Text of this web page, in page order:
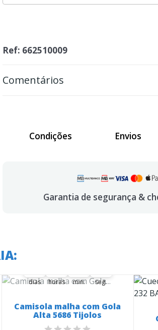
Ref: 662510009
Comentários
Condições Envios
Garantia de segurança &
dias horas min. seg.
Camisola malha com Gola
Alta 5686 Tijolos